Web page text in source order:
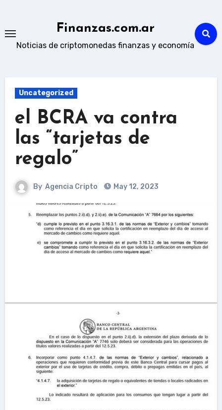
content
Finanzas.com.ar
Noticias de criptomonedas finanzas y economía
Uncategorized
el BCRA va contra
las “tarjetas de
regalo”
By Agencia Cripto May 12, 2023